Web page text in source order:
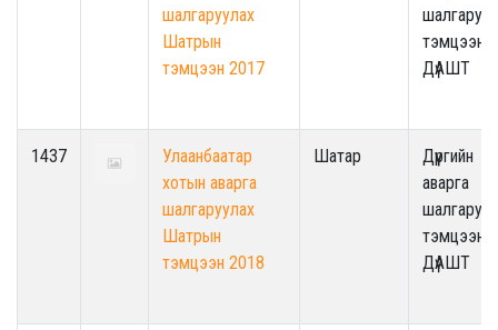
шалгаруулах
Шатрын
тэмцээн 2017
тэмцээн /
ДүАШТ
1437
Улаанбаатар
хотын аварга
шалгаруулах
Шатрын
тэмцээн 2018
Шатар
Дүүргийн
аварга
тэмцээн /
ДүАШТ